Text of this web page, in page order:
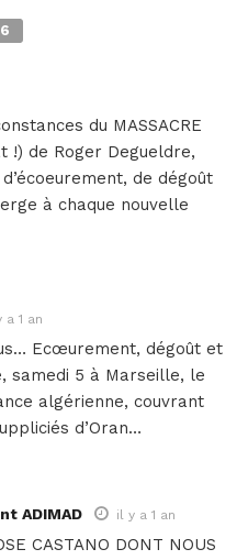
6
du MASSACRE
!) de Roger Degueldre,
de dégoût
à chaque nouvelle
a 1 an
Ecœurement, dégoût et
samedi 5 à Marseille, le
algérienne, couvrant
d’Oran…
ADIMAD il y a 1 an
CASTANO DONT NOUS